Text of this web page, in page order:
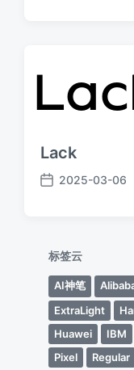
Lack
发
2025-03-06
标签云
AI神笔
ExtraLight
Huawei
IBM
Pixel
Regular